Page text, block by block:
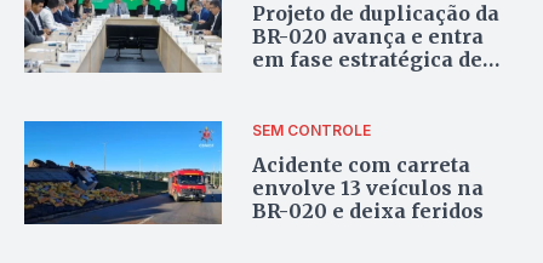
Projeto de duplicação da
BR-020 avança e entra
em fase estratégica de
SEM CONTROLE
Acidente com carreta
envolve 13 veículos na
BR-020 e deixa feridos